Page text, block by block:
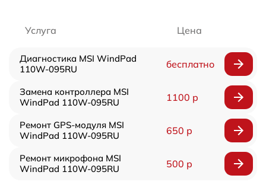
Услуга Цена
Диагностика MSI WindPad
110W-095RU
бесплатно
Замена контроллера MSI
WindPad 110W-095RU
1100 р
Ремонт GPS-модуля MSI
WindPad 110W-095RU
650 р
Ремонт микрофона MSI
WindPad 110W-095RU
500 р